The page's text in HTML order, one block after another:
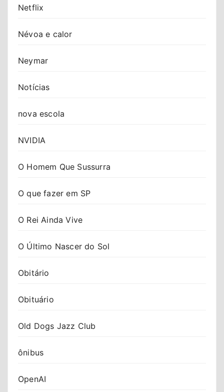
Netflix
Névoa e calor
Neymar
Notícias
nova escola
NVIDIA
O Homem Que Sussurra
O que fazer em SP
O Rei Ainda Vive
O Último Nascer do Sol
Obitário
Obituário
Old Dogs Jazz Club
ônibus
OpenAI